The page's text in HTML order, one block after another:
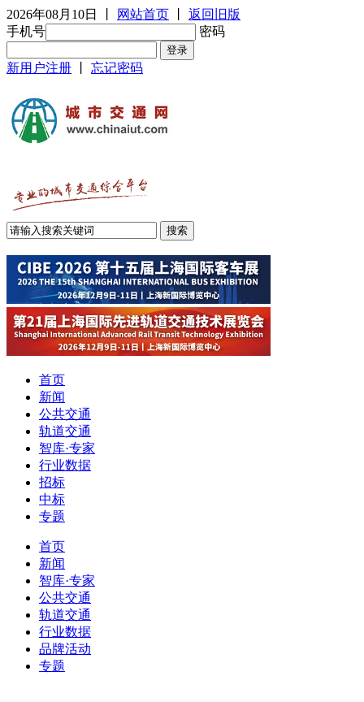
2026年08月10日 网站首页
返回旧版
手机号
密码
新用户注册 忘记密码
首页
新闻
公共交通
轨道交通
智库·专家
行业数据
招标
中标
专题
首页
新闻
智库·专家
公共交通
轨道交通
行业数据
品牌活动
专题